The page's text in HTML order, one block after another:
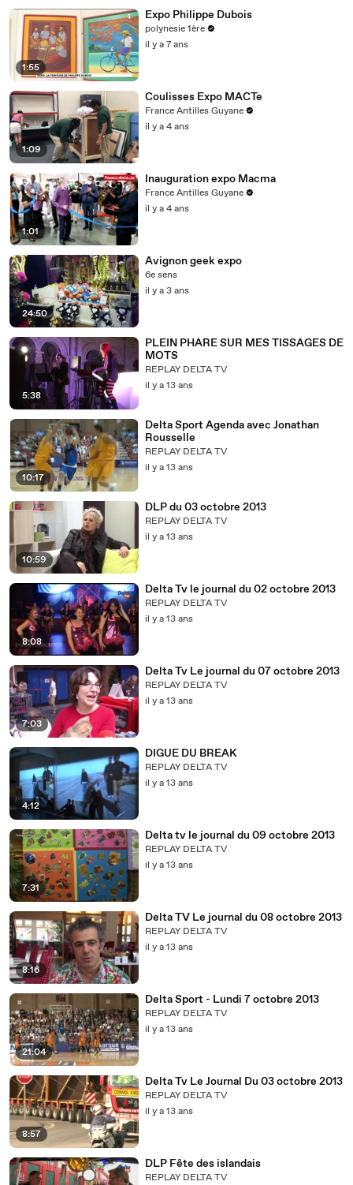
1:55
Expo Philippe Dubois
polynesie 1ère
il y a 7 ans
1:09
Coulisses Expo MACTe
France Antilles Guyane
il y a 4 ans
1:01
Inauguration expo Macma
France Antilles Guyane
il y a 4 ans
24:50
Avignon geek expo
6e sens
il y a 3 ans
5:38
PLEIN PHARE SUR MES TISSAGES DE
MOTS
REPLAY DELTA TV
il y a 13 ans
10:17
Delta Sport Agenda avec Jonathan
Rousselle
REPLAY DELTA TV
il y a 13 ans
10:59
DLP du 03 octobre 2013
REPLAY DELTA TV
il y a 13 ans
8:08
Delta Tv le journal du 02 octobre 2013
REPLAY DELTA TV
il y a 13 ans
7:03
Delta Tv Le journal du 07 octobre 2013
REPLAY DELTA TV
il y a 13 ans
4:12
DIGUE DU BREAK
REPLAY DELTA TV
il y a 13 ans
7:31
Delta tv le journal du 09 octobre 2013
REPLAY DELTA TV
il y a 13 ans
8:16
Delta TV Le journal du 08 octobre 2013
REPLAY DELTA TV
il y a 13 ans
21:04
Delta Sport - Lundi 7 octobre 2013
REPLAY DELTA TV
il y a 13 ans
8:57
Delta Tv Le Journal Du 03 octobre 2013
REPLAY DELTA TV
il y a 13 ans
DLP Fête des islandais
REPLAY DELTA TV